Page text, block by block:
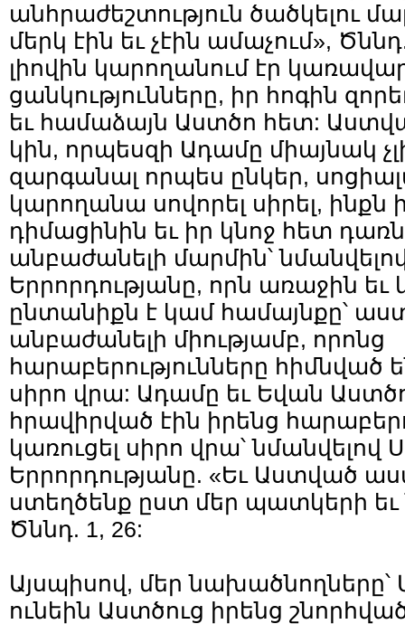
անհրաժեշտություն ծածկելու
մերկ էին եւ չէին ամաչում»,
լիովին կարողանում էր
ցանկությունները, իր հոգին
եւ համաձայն Աստծո հետ:
կին, որպեսզի Ադամը միայնակ
զարգանալ որպես ընկեր,
կարողանա սովորել սիրել, ինքն
դիմացինին եւ իր կնոջ հետ
անբաժանելի մարմին՝
Երրորդությանը, որն առաջին եւ
ընտանիքն է կամ համայնքը՝
անբաժանելի միությամբ, որոնց
հարաբերությունները հիմնված
սիրո վրա: Ադամը եւ Եվան
հրավիրված էին իրենց
կառուցել սիրո վրա՝ նմանվելով
Երրորդությանը. «Եւ Աստված
ստեղծենք ըստ մեր պատկերի եւ
Ծննդ. 1, 26:
Այսպիսով, մեր նախածնողները՝
ունեին Աստծուց իրենց